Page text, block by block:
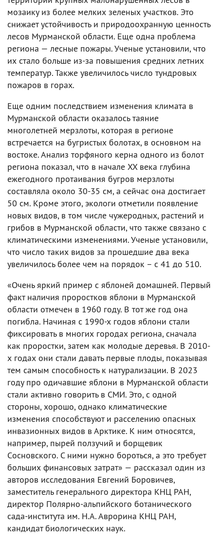
мозаику из более мелких зеленых участков. Это
снижает устойчивость и природоохранную ценность
лесов Мурманской области. Еще одна проблема
региона — лесные пожары. Ученые установили, что
их стало больше из-за повышения средних летних
температур. Также увеличилось число тундровых
пожаров в горах.
Еще одним последствием изменения климата в
Мурманской области оказалось таяние
многолетней мерзлоты, которая в регионе
встречается на бугристых болотах, в основном на
востоке. Анализ торфяного керна одного из болот
региона показал, что в начале XX века глубина
ежегодного протаивания бугров мерзлоты
составляла около 30-35 см, а сейчас она достигает
50 см. Кроме этого, экологи отметили появление
новых видов, в том числе чужеродных, растений и
грибов в Мурманской области, что также связано с
климатическими изменениями. Ученые установили,
что число таких видов за прошедшие два века
увеличилось более чем на порядок – с 41 до 510.
«Очень яркий пример с яблоней домашней. Первый
факт наличия проростков яблони в Мурманской
области отмечен в 1960 году. В тот же год она
погибла. Начиная с 1990-х годов яблони стали
фиксировать в многих городах региона, сначала
как проростки, затем как молодые деревья. В 2010-
х годах они стали давать первые плоды, показывая
тем самым способность к натурализации. В 2023
году про одичавшие яблони в Мурманской области
стали активно говорить в СМИ. Это, с одной
стороны, хорошо, однако климатические
изменения способствуют и расселению опасных
инвазионных видов в Арктике. К ним относятся,
например, пырей ползучий и борщевик
Cосновского. С ними нужно бороться, а это требует
больших финансовых затрат» — рассказал один из
авторов исследования Евгений Боровичев,
заместитель генерального директора КНЦ РАН,
директор Полярно-альпийского ботанического
сада-института им. Н.А. Аврорина КНЦ РАН,
кандидат биологических наук.